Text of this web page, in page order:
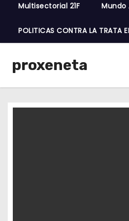
Multisectorial 21F Mundo
POLITICAS CONTRA LA TRATA
proxeneta